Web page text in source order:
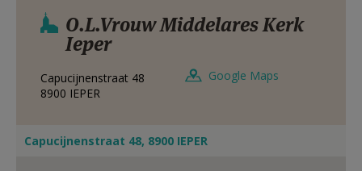
HULP
MIJN PAROCHIE
AANMELDEN OF REGISTREREN
O.L.Vrouw Middelares Kerk
Ieper
Capucijnenstraat 48
8900 IEPER
Google Maps
Capucijnenstraat 48, 8900 IEPER